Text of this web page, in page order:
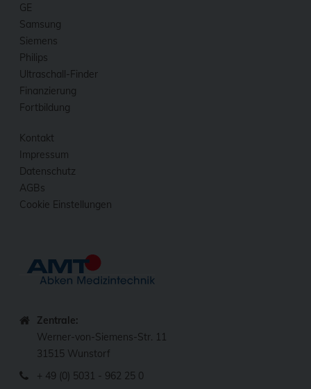
GE
Samsung
Siemens
Philips
Ultraschall-Finder
Finanzierung
Fortbildung
Kontakt
Impressum
Datenschutz
AGBs
Cookie Einstellungen
Zentrale:
Werner-von-Siemens-Str. 11
31515 Wunstorf
+ 49 (0) 5031 - 962 25 0